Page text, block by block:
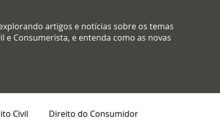
artigos e notícias sobre os temas
e Consumerista, e entenda como as novas
Civil Direito do Consumidor